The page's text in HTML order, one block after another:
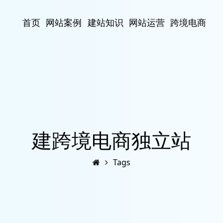
首页 网站案例 建站知识 网站运营 跨境电商
建跨境电商独立站
Tags